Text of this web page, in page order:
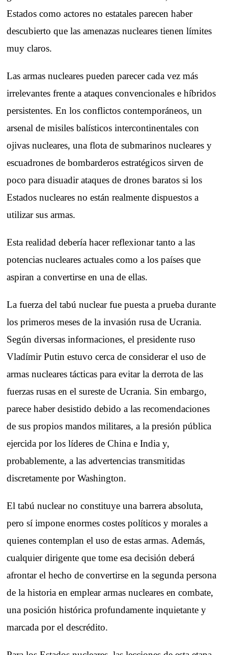
Estados como actores no estatales parecen haber
descubierto que las amenazas nucleares tienen límites
muy claros.
Las armas nucleares pueden parecer cada vez más
irrelevantes frente a ataques convencionales e híbridos
persistentes. En los conflictos contemporáneos, un
arsenal de misiles balísticos intercontinentales con
ojivas nucleares, una flota de submarinos nucleares y
escuadrones de bombarderos estratégicos sirven de
poco para disuadir ataques de drones baratos si los
Estados nucleares no están realmente dispuestos a
utilizar sus armas.
Esta realidad debería hacer reflexionar tanto a las
potencias nucleares actuales como a los países que
aspiran a convertirse en una de ellas.
La fuerza del tabú nuclear fue puesta a prueba durante
los primeros meses de la invasión rusa de Ucrania.
Según diversas informaciones, el presidente ruso
Vladímir Putin estuvo cerca de considerar el uso de
armas nucleares tácticas para evitar la derrota de las
fuerzas rusas en el sureste de Ucrania. Sin embargo,
parece haber desistido debido a las recomendaciones
de sus propios mandos militares, a la presión pública
ejercida por los líderes de China e India y,
probablemente, a las advertencias transmitidas
discretamente por Washington.
El tabú nuclear no constituye una barrera absoluta,
pero sí impone enormes costes políticos y morales a
quienes contemplan el uso de estas armas. Además,
cualquier dirigente que tome esa decisión deberá
afrontar el hecho de convertirse en la segunda persona
de la historia en emplear armas nucleares en combate,
una posición histórica profundamente inquietante y
marcada por el descrédito.